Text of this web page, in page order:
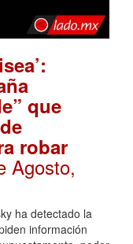
que
robar
Agosto,
ha detectado la
información